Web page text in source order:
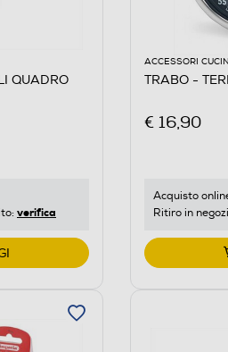
verifica
ACCESSORI
TRABO -
€ 16,90
Acquisto
Ritiro in